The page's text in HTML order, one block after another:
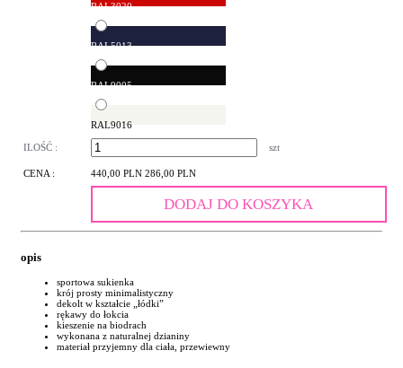
RAL3020
RAL5013
RAL9005
RAL9016
ILOŚĆ : szt
CENA : 440,00 PLN 286,00 PLN
DODAJ DO KOSZYKA
opis
sportowa sukienka
krój prosty minimalistyczny
dekolt w kształcie „łódki”
rękawy do łokcia
kieszenie na biodrach
wykonana z naturalnej dzianiny
materiał przyjemny dla ciała, przewiewny